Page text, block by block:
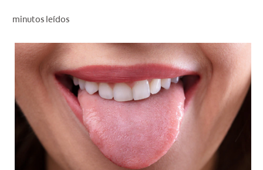
PARA PROFESIONALES
CUPONES
CO (ES)
SUSCRÍBETE
minutos leídos